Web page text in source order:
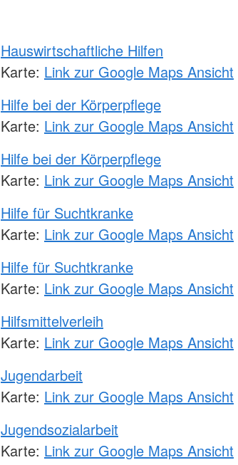
Hauswirtschaftliche Hilfen
Karte: Link zur Google Maps Ansicht
Hilfe bei der Körperpflege
Karte: Link zur Google Maps Ansicht
Hilfe bei der Körperpflege
Karte: Link zur Google Maps Ansicht
Hilfe für Suchtkranke
Karte: Link zur Google Maps Ansicht
Hilfe für Suchtkranke
Karte: Link zur Google Maps Ansicht
Hilfsmittelverleih
Karte: Link zur Google Maps Ansicht
Jugendarbeit
Karte: Link zur Google Maps Ansicht
Jugendsozialarbeit
Karte: Link zur Google Maps Ansicht